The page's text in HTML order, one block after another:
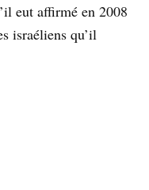
eut affirmé en 2008
israéliens qu’il